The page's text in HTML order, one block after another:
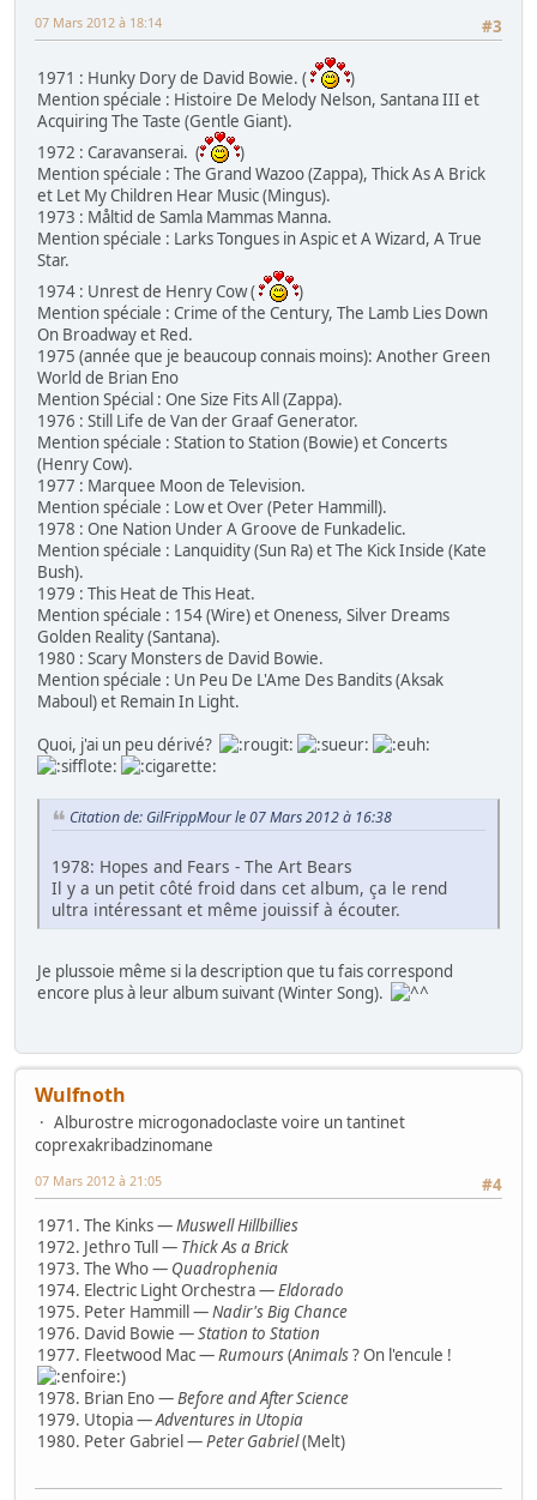
#3
07 Mars 2012 à 18:14
1971 : Hunky Dory de David Bowie. (
)
Mention spéciale : Histoire De Melody Nelson, Santana III et
Acquiring The Taste (Gentle Giant).
1972 : Caravanserai. (
)
Mention spéciale : The Grand Wazoo (Zappa), Thick As A Brick
et Let My Children Hear Music (Mingus).
1973 : Måltid de Samla Mammas Manna.
Mention spéciale : Larks Tongues in Aspic et A Wizard, A True
Star.
1974 : Unrest de Henry Cow (
)
Mention spéciale : Crime of the Century, The Lamb Lies Down
On Broadway et Red.
1975 (année que je beaucoup connais moins): Another Green
World de Brian Eno
Mention Spécial : One Size Fits All (Zappa).
1976 : Still Life de Van der Graaf Generator.
Mention spéciale : Station to Station (Bowie) et Concerts
(Henry Cow).
1977 : Marquee Moon de Television.
Mention spéciale : Low et Over (Peter Hammill).
1978 : One Nation Under A Groove de Funkadelic.
Mention spéciale : Lanquidity (Sun Ra) et The Kick Inside (Kate
Bush).
1979 : This Heat de This Heat.
Mention spéciale : 154 (Wire) et Oneness, Silver Dreams
Golden Reality (Santana).
1980 : Scary Monsters de David Bowie.
Mention spéciale : Un Peu De L'Ame Des Bandits (Aksak
Maboul) et Remain In Light.
Quoi, j'ai un peu dérivé?
Citation de: GilFrippMour le 07 Mars 2012 à 16:38
1978: Hopes and Fears - The Art Bears
Il y a un petit côté froid dans cet album, ça le rend
ultra intéressant et même jouissif à écouter.
Je plussoie même si la description que tu fais correspond
encore plus à leur album suivant (Winter Song).
Wulfnoth
Alburostre microgonadoclaste voire un tantinet
coprexakribadzinomane
#4
07 Mars 2012 à 21:05
1971. The Kinks —Muswell Hillbillies
1972. Jethro Tull — Thick As a Brick
1973. The Who — Quadrophenia
1974. Electric Light Orchestra —Eldorado
1975. Peter Hammill —Nadir's Big Chance
1976. David Bowie —Station to Station
1977. Fleetwood Mac —Rumours(Animals? On l'encule !
)
1978. Brian Eno —Before and After Science
1979. Utopia —Adventures in Utopia
1980. Peter Gabriel —Peter Gabriel(Melt)